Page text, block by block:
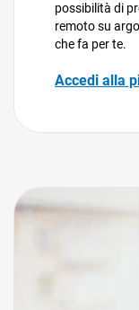
possibilità di
remoto su
che fa per te.
Accedi alla